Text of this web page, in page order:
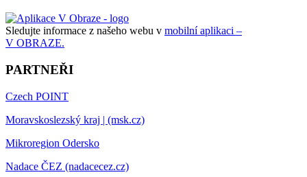
Sledujte informace z našeho webu v mobilní aplikaci –
V OBRAZE.
PARTNEŘI
Czech POINT
Moravskoslezský kraj | (msk.cz)
Mikroregion Odersko
Nadace ČEZ (nadacecez.cz)